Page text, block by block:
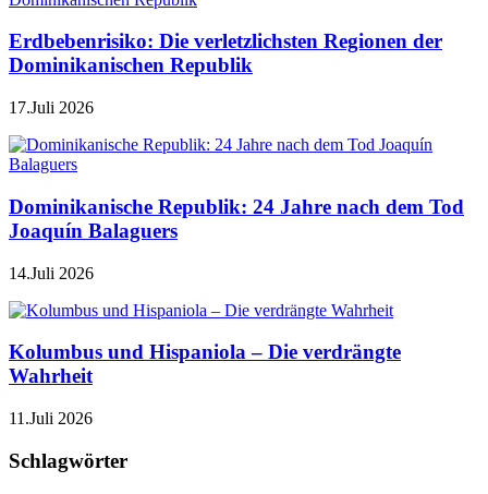
Erdbebenrisiko: Die verletzlichsten Regionen der
Dominikanischen Republik
17.Juli 2026
Dominikanische Republik: 24 Jahre nach dem Tod
Joaquín Balaguers
14.Juli 2026
Kolumbus und Hispaniola – Die verdrängte
Wahrheit
11.Juli 2026
Schlagwörter